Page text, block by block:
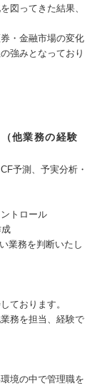
図ってきた結果、
・金融市場の変化
強みとなっており
他業務の経験
予測、予実分析・
トロール
業務を判断いたし
ております。
務を担当、経験で
境の中で管理職を